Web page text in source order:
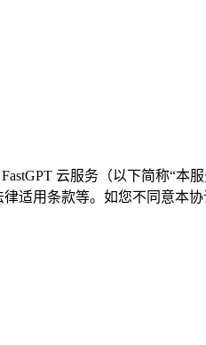
FastGPT 云服务（以下简称“
适用条款等。如您不同意本协